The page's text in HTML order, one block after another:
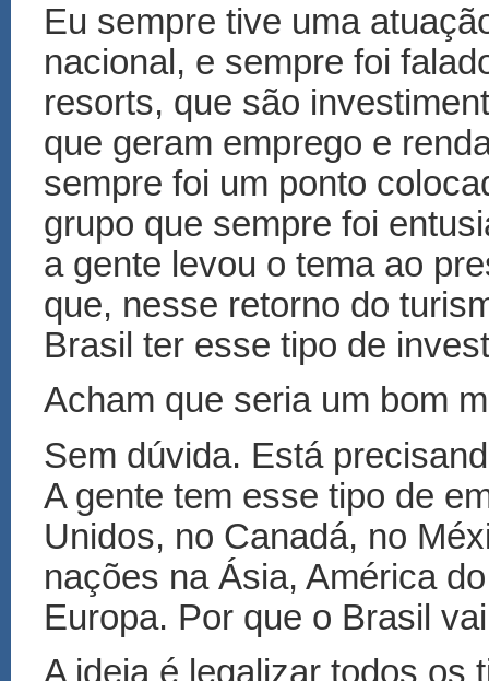
Eu sempre tive uma
nacional, e sempre foi
resorts, que são
que geram emprego e
sempre foi um ponto
grupo que sempre foi
a gente levou o tema ao
que, nesse retorno do
Brasil ter esse tipo de
Acham que seria um bom
Sem dúvida. Está
A gente tem esse tipo de
Unidos, no Canadá, no
nações na Ásia, América
Europa. Por que o Brasil
A ideia é legalizar todos os